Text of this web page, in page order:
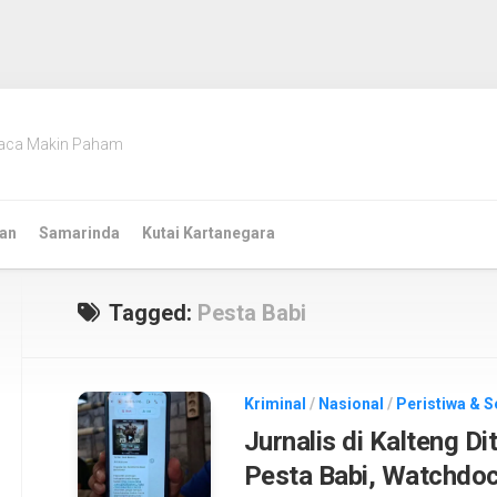
Makin Paham
Samarinda Kutai Kartanegara
Tagged: Pesta Babi
Kriminal / Nasional / Peristiwa &
Jurnalis di Kalteng
Pesta Babi,